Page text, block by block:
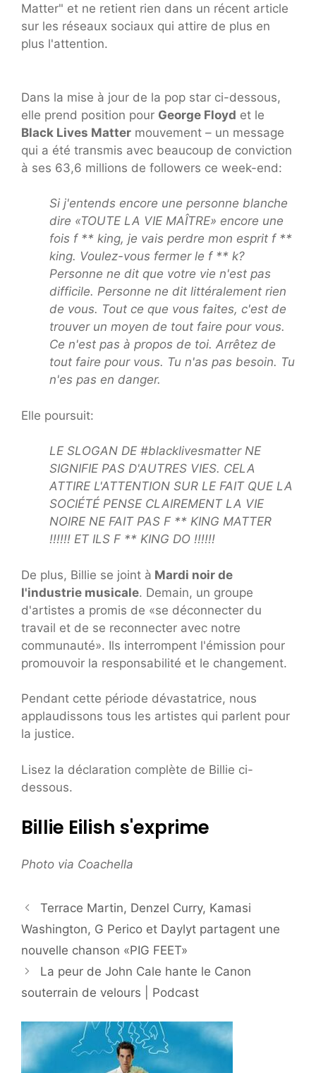
Matter" et ne retient rien dans un récent article
sur les réseaux sociaux qui attire de plus en
plus l'attention.
Dans la mise à jour de la pop star ci-dessous,
elle prend position pour George Floyd et le
Black Lives Matter mouvement – un message
qui a été transmis avec beaucoup de conviction
à ses 63,6 millions de followers ce week-end:
Si j'entends encore une personne blanche
dire «TOUTE LA VIE MAÎTRE» encore une
fois f ** king, je vais perdre mon esprit f **
king. Voulez-vous fermer le f ** k?
Personne ne dit que votre vie n'est pas
difficile. Personne ne dit littéralement rien
de vous. Tout ce que vous faites, c'est de
trouver un moyen de tout faire pour vous.
Ce n'est pas à propos de toi. Arrêtez de
tout faire pour vous. Tu n'as pas besoin. Tu
n'es pas en danger.
Elle poursuit:
LE SLOGAN DE #blacklivesmatter NE
SIGNIFIE PAS D'AUTRES VIES. CELA
ATTIRE L'ATTENTION SUR LE FAIT QUE LA
SOCIÉTÉ PENSE CLAIREMENT LA VIE
NOIRE NE FAIT PAS F ** KING MATTER
!!!!!! ET ILS F ** KING DO !!!!!!
De plus, Billie se joint à Mardi noir de
l'industrie musicale. Demain, un groupe
d'artistes a promis de «se déconnecter du
travail et de se reconnecter avec notre
communauté». Ils interrompent l'émission pour
promouvoir la responsabilité et le changement.
Pendant cette période dévastatrice, nous
applaudissons tous les artistes qui parlent pour
la justice.
Lisez la déclaration complète de Billie ci-
dessous.
Billie Eilish s'exprime
Photo via Coachella
Terrace Martin, Denzel Curry, Kamasi
Washington, G Perico et Daylyt partagent une
nouvelle chanson «PIG FEET»
La peur de John Cale hante le Canon
souterrain de velours | Podcast